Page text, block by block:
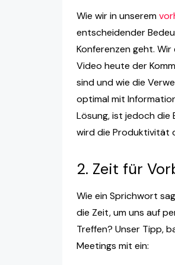
Wie wir in unserem
entscheidender
Konferenzen geht.
Video heute der
sind und wie die
optimal mit
Lösung, ist jedoch die
wird die Produktivität
2. Zeit für
Wie ein Sprichwort
die Zeit, um uns auf
Treffen? Unser Tipp,
Meetings mit ein: